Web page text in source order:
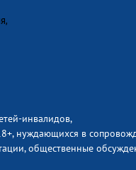
инвалидов,
нуждающихся в
общественные